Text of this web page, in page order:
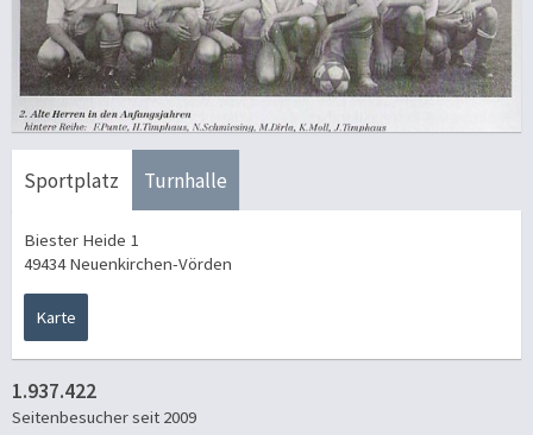
Sportplatz Turnhalle
Biester Heide 1
49434 Neuenkirchen-Vörden
Karte
1.937.422
Seitenbesucher seit 2009